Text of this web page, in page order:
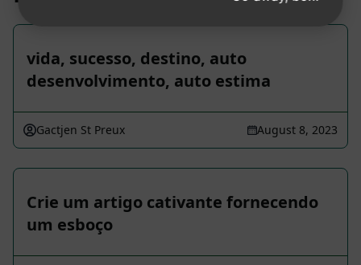
vida, sucesso, destino, auto
desenvolvimento, auto estima
Gactjen St Preux August 8, 2023
Crie um artigo cativante fornecendo
um esboço